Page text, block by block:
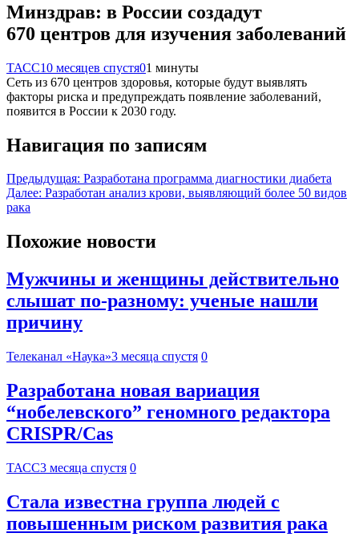
Минздрав: в России создадут
670 центров для изучения заболеваний
ТАСС10 месяцев спустя01 минуты
Сеть из 670 центров здоровья, которые будут выявлять
факторы риска и предупреждать появление заболеваний,
появится в России к 2030 году.
Навигация по записям
Предыдущая: Разработана программа диагностики диабета
Далее: Разработан анализ крови, выявляющий более 50 видов
рака
Похожие новости
Мужчины и женщины действительно
слышат по-разному: ученые нашли
причину
Телеканал «Наука»3 месяца спустя 0
Разработана новая вариация
“нобелевского” геномного редактора
CRISPR/Cas
ТАСС3 месяца спустя 0
Стала известна группа людей с
повышенным риском развития рака